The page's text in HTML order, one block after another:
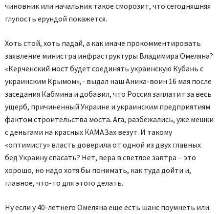
чиновник или начальник такое сморозит, что сегодняшняя
глупость ерундой покажется.
Хоть стой, хоть падай, а как иначе прокомментировать
заявление министра инфраструктуры Владимира Омеляна?
«Керченский мост будет соединять украинскую Кубань с
украинским Крымом», - выдал наш Аника-воин 16 мая после
заседания Кабмина и добавил, что Россия заплатит за весь
ущерб, причиненный Украине и украинским предприятиям
фактом строительства моста. Ага, разбежались, уже мешки
с деньгами на красных КАМАЗах везут. И такому
«оптимисту» власть доверила от одной из двух главных
бед Украину спасать? Нет, вера в светлое завтра – это
хорошо, но надо хотя бы понимать, как туда дойти и,
главное, что-то для этого делать.
Ну если у 40-летнего Омеляна еще есть шанс поумнеть или